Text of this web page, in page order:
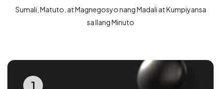
Sumali, Matuto, at Magnegosyo nang Madali at Kumpiyansa
sa Ilang Minuto
1